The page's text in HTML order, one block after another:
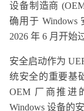
设备制造商
确用于 Windows
2026 年 6 月开始
安全启动作为
统安全的重要基
OEM 厂商推进
Windows 设备的